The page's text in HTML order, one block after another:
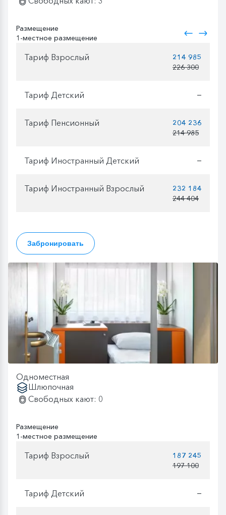
Размещение
1-местное размещение
Тариф Взрослый
214 985
226 300
Тариф Детский —
Тариф Пенсионный
204 236
214 985
Тариф Иностранный Детский —
Тариф Иностранный Взрослый
232 184
244 404
Забронировать
Одноместная
Шлюпочная
Свободных кают: 0
Размещение
1-местное размещение
Тариф Взрослый
187 245
197 100
Тариф Детский —